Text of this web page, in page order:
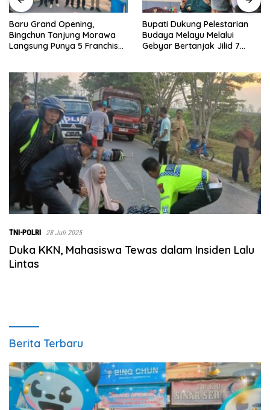
Bupati Dukung Pelestarian
Budaya Melayu Melalui
Gebyar Bertanjak Jilid 7
Sebelumnya Berlantaikan
Tanah Beralaskan Tikar, Kini
Ibu Paijem Nikmati Lantai
0208/Asahan
TNI-POLRI 28 Juli 2025
Duka KKN, Mahasiswa Tewas dalam Insiden Lalu
Lintas
Berita Terbaru